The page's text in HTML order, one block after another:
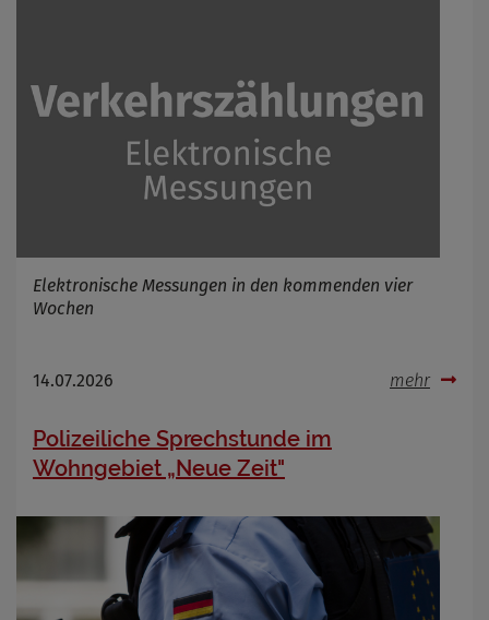
Elektronische Messungen in den kommenden vier
Wochen
14.07.2026 mehr
Polizeiliche Sprechstunde im
Wohngebiet „Neue Zeit"